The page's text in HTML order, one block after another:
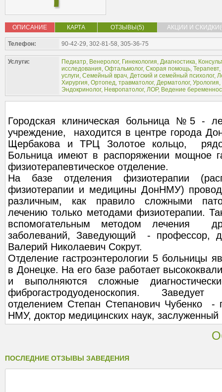
ОПИСАНИЕ КАРТА ОТЗЫВЫ(5) АКЦИИ И
Телефон: 90-42-29, 302-81-58, 305-36-75
Услуги: Педиатр, Венеролог, Гинекология, Диагностика,
исследования, Офтальмолог, Скорая помощь, Терапевт,
услуги, Семейный врач, Детский и семейный психолог,
Хирургия, Ортопед, травматолог, Дерматолог, Урология,
Эндокринолог, Невропатолог, ЛОР, Ведение
Городская клиническая больница №5 -
учреждение, находится в центре города
Щербакова и ТРЦ Золотое кольцо,
Больница имеют в распоряжении мощное
физиотерапевтическое отделение.
На базе отделения физиотерапии
физиотерапии и медицины ДонНМУ)
различным, как правило сложными
лечению только методами физиотерапии.
вспомогательным методом лечения
заболеваний, Заведующий - профессор,
Валерий Николаевич Сокрут.
Отделение гастроэнтерологии 5 больницы
в Донецке. На его базе работает
и выполняются сложные
фиброгастродуоденоскопия. Заведует
отделением Степан Степанович Чубенко
НМУ, доктор медицинских наук,
ПОСЛЕДНИЕ ОТЗЫВЫ ЗАВЕДЕНИЯ